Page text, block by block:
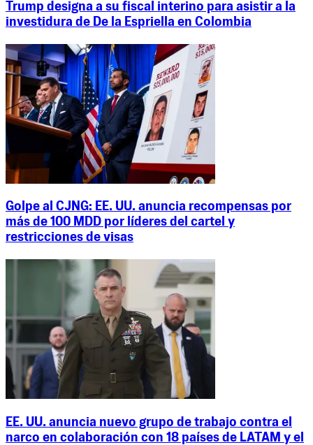
Trump designa a su fiscal interino para asistir a la
investidura de De la Espriella en Colombia
Golpe al CJNG: EE. UU. anuncia recompensas por
más de 100 MDD por líderes del cartel y
restricciones de visas
EE. UU. anuncia nuevo grupo de trabajo contra el
narco en colaboración con 18 países de LATAM y el